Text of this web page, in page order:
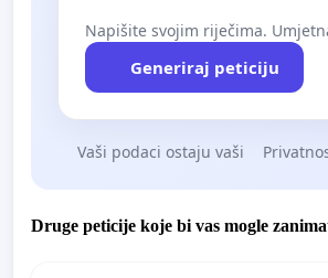
Napišite svojim riječima.
Generiraj peticiju
Vaši podaci ostaju vaši
Druge peticije koje bi vas mogle